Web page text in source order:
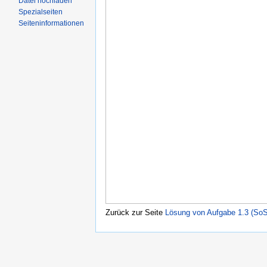
Zurück zur Seite Lösung von Aufgabe 1.3
Spezialseiten
Seiteninformationen